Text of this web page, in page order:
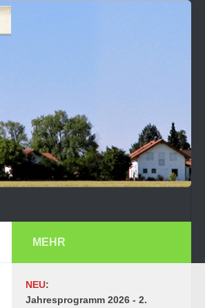
MEHR
NEU:
Jahresprogramm 2026 - 2.